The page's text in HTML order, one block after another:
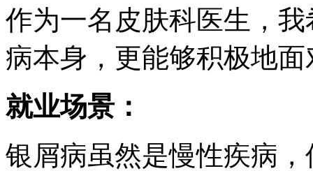
作为一名皮肤科医生，
病本身，更能够积极地
就业场景：
银屑病虽然是慢性疾病